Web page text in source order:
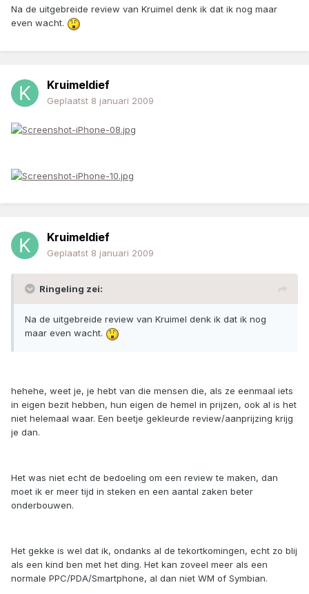
Na de uitgebreide review van Kruimel denk ik dat ik nog maar
even wacht.
Kruimeldief
Geplaatst 8 januari 2009
Kruimeldief
Geplaatst 8 januari 2009
Ringeling zei:
Na de uitgebreide review van Kruimel denk ik dat ik nog
maar even wacht.
hehehe, weet je, je hebt van die mensen die, als ze eenmaal iets
in eigen bezit hebben, hun eigen de hemel in prijzen, ook al is het
niet helemaal waar. Een beetje gekleurde review/aanprijzing krijg
je dan.
Het was niet echt de bedoeling om een review te maken, dan
moet ik er meer tijd in steken en een aantal zaken beter
onderbouwen.
Het gekke is wel dat ik, ondanks al de tekortkomingen, echt zo blij
als een kind ben met het ding. Het kan zoveel meer als een
normale PPC/PDA/Smartphone, al dan niet WM of Symbian.